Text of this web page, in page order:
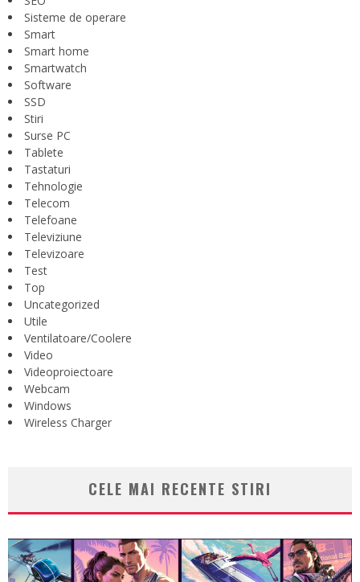
Sisteme de operare
Smart
Smart home
Smartwatch
Software
SSD
Stiri
Surse PC
Tablete
Tastaturi
Tehnologie
Telecom
Telefoane
Televiziune
Televizoare
Test
Top
Uncategorized
Utile
Ventilatoare/Coolere
Video
Videoproiectoare
Webcam
Windows
Wireless Charger
CELE MAI RECENTE STIRI